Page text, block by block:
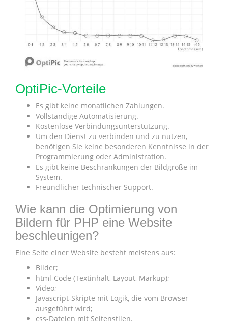
OptiPic-Vorteile
Es gibt keine monatlichen Zahlungen.
Vollständige Automatisierung.
Kostenlose Verbindungsunterstützung.
Um den Dienst zu verbinden und zu nutzen,
benötigen Sie keine besonderen Kenntnisse in der
Programmierung oder Administration.
Es gibt keine Beschränkungen der Bildgröße im
System.
Freundlicher technischer Support.
Wie kann die Optimierung von
Bildern für PHP eine Website
beschleunigen?
Eine Seite einer Website besteht meistens aus:
Bilder;
html-Code (Textinhalt, Layout, Markup);
Video;
Javascript-Skripte mit Logik, die vom Browser
ausgeführt wird;
css-Dateien mit Seitenstilen.